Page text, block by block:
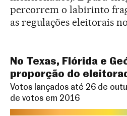
percorrem o labirinto
as regulações eleitorais